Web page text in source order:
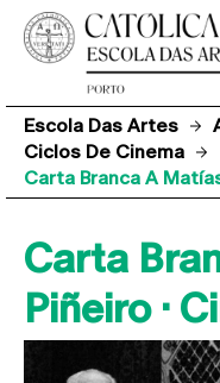
Escola Das Artes
Ciclos De Cinema
Carta Branca A
Carta
Piñeiro ·